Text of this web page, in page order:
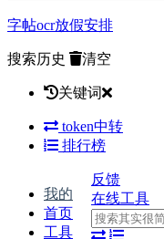
字帖ocr放假安排
搜索历史 清空
关键词
token中转
排行榜
我的
首页
工具
反馈
在线工具